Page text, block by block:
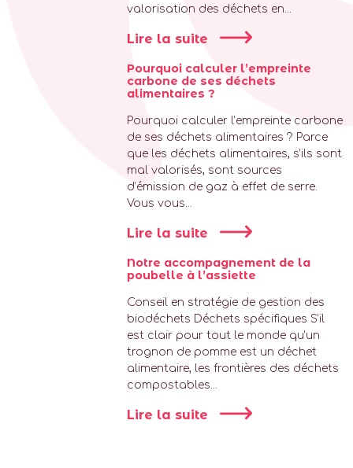
valorisation des déchets en...
Lire la suite
Pourquoi calculer l’empreinte
carbone de ses déchets
alimentaires ?
Pourquoi calculer l’empreinte carbone
de ses déchets alimentaires ? Parce
que les déchets alimentaires, s’ils sont
mal valorisés, sont sources
d’émission de gaz à effet de serre.
Vous vous...
Lire la suite
Notre accompagnement de la
poubelle à l’assiette
Conseil en stratégie de gestion des
biodéchets Déchets spécifiques S’il
est clair pour tout le monde qu’un
trognon de pomme est un déchet
alimentaire, les frontières des déchets
compostables...
Lire la suite